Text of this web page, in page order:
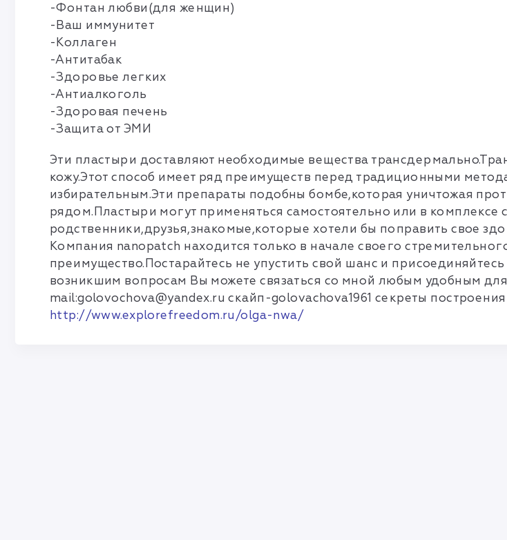
-Фонтан любви(для женщин)
-Ваш иммунитет
-Коллаген
-Антитабак
-Здоровье легких
-Антиалкоголь
-Здоровая печень
-Защита от ЭМИ
Эти пластыри доставляют необходимые вещества
кожу.Этот способ имеет ряд преимуществ перед традиционными
избирательным.Эти препараты подобны бомбе,которая уничтожая
рядом.Пластыри могут применяться самостоятельно или в комплексе
родственники,друзья,знакомые,которые хотели бы поправить свое
Компания nanopatch находится только в начале своего
преимущество.Постарайтесь не упустить свой шанс и
возникшим вопросам Вы можете связаться со мной любым удобным для
mail:golovochova@yandex.ru скайп-golovachova1961 секреты
http://www.explorefreedom.ru/olga-nwa/